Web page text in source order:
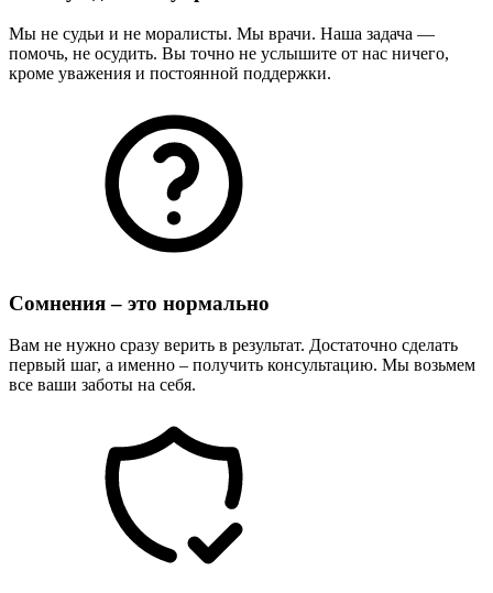
Мы не судьи и не моралисты. Мы врачи. Наша задача —
помочь, не осудить. Вы точно не услышите от нас ничего,
кроме уважения и постоянной поддержки.
Сомнения – это нормально
Вам не нужно сразу верить в результат. Достаточно сделать
первый шаг, а именно – получить консультацию. Мы возьмем
все ваши заботы на себя.